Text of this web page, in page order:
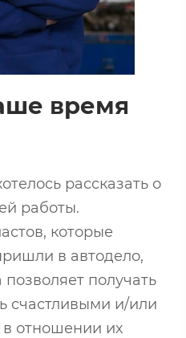
время
рассказать о
работы.
которые
в автодело,
позволяет получать
счастливыми и/или
отношении их